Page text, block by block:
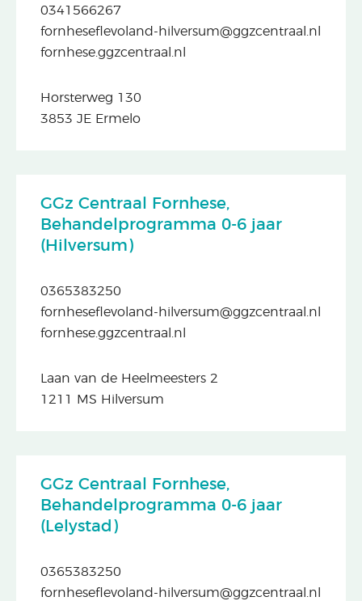
0341566267
fornheseflevoland-hilversum@ggzcentraal.nl
fornhese.ggzcentraal.nl
Horsterweg 130
3853 JE Ermelo
GGz Centraal Fornhese,
Behandelprogramma 0-6 jaar
(Hilversum)
0365383250
fornheseflevoland-hilversum@ggzcentraal.nl
fornhese.ggzcentraal.nl
Laan van de Heelmeesters 2
1211 MS Hilversum
GGz Centraal Fornhese,
Behandelprogramma 0-6 jaar
(Lelystad)
0365383250
fornheseflevoland-hilversum@ggzcentraal.nl